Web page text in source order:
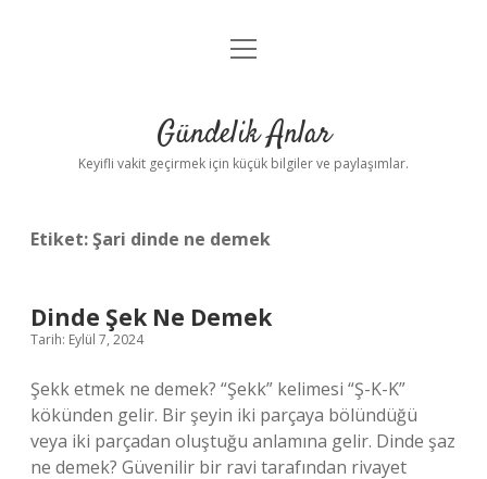
Anasayfa
Yasal Uyarı
menüyü
Gündelik Anlar
Keyifli vakit geçirmek için küçük bilgiler ve paylaşımlar.
Etiket:Şari dinde ne demek
Dinde Şek Ne Demek
Tarih: Eylül 7, 2024
Şekk etmek ne demek? “Şekk” kelimesi “Ş-K-K”
kökünden gelir. Bir şeyin iki parçaya bölündüğü
veya iki parçadan oluştuğu anlamına gelir. Dinde şaz
ne demek? Güvenilir bir ravi tarafından rivayet